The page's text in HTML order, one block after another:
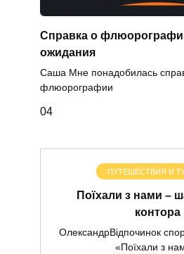
Справка о
ожидания
Саша Мне понадобилась
флюорографии
04
ПУТЕШЕСТВИЯ И
Поїхали з нами –
контора
ОлександрВідпочинок
«Поїхали з